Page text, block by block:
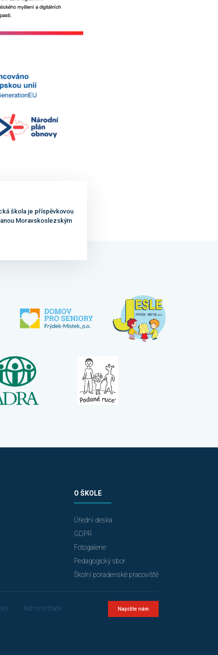
škola je příspěvkovou
Moravskoslezským
O ŠKOLE
Úřední deska
GDPR
Fotogalerie
Pedagogický sbor
Školní poradenské pracoviště
Administrace Napište nám